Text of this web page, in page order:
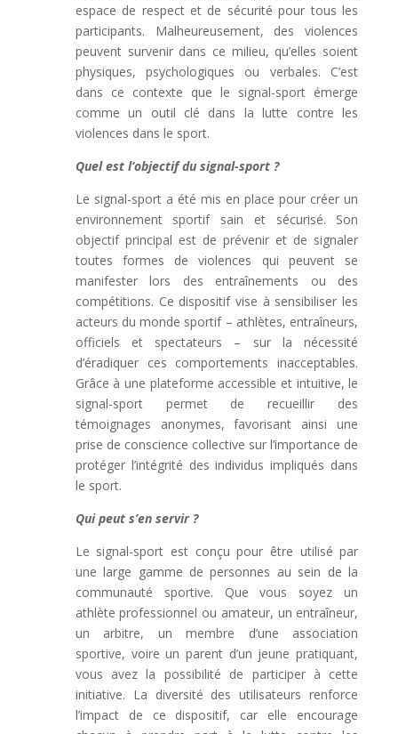
espace de respect et de sécurité pour tous les
participants. Malheureusement, des violences
peuvent survenir dans ce milieu, qu’elles soient
physiques, psychologiques ou verbales. C’est
dans ce contexte que le signal-sport émerge
comme un outil clé dans la lutte contre les
violences dans le sport.
Quel est l’objectif du signal-sport ?
Le signal-sport a été mis en place pour créer un
environnement sportif sain et sécurisé. Son
objectif principal est de prévenir et de signaler
toutes formes de violences qui peuvent se
manifester lors des entraînements ou des
compétitions. Ce dispositif vise à sensibiliser les
acteurs du monde sportif – athlètes, entraîneurs,
officiels et spectateurs – sur la nécessité
d’éradiquer ces comportements inacceptables.
Grâce à une plateforme accessible et intuitive, le
signal-sport permet de recueillir des
témoignages anonymes, favorisant ainsi une
prise de conscience collective sur l’importance de
protéger l’intégrité des individus impliqués dans
le sport.
Qui peut s’en servir ?
Le signal-sport est conçu pour être utilisé par
une large gamme de personnes au sein de la
communauté sportive. Que vous soyez un
athlète professionnel ou amateur, un entraîneur,
un arbitre, un membre d’une association
sportive, voire un parent d’un jeune pratiquant,
vous avez la possibilité de participer à cette
initiative. La diversité des utilisateurs renforce
l’impact de ce dispositif, car elle encourage